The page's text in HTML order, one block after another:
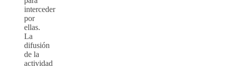
interceder
por
ellas.
La
difusión
de la
actividad